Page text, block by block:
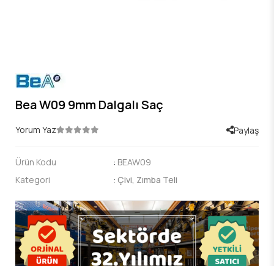
Bea W09 9mm Dalgalı Saç
Yorum Yaz Paylaş
Ürün Kodu : BEAW09
Kategori
: Çivi, Zımba Teli